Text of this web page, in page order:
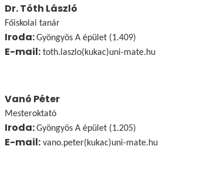
Dr. Tóth László
Főiskolai tanár
Iroda:Gyöngyös A épület (1.409)
E-mail: toth.laszlo(kukac)uni-mate.hu
Vanó Péter
Mesteroktató
Iroda:Gyöngyös A épület (1.205)
E-mail: vano.peter(kukac)uni-mate.hu